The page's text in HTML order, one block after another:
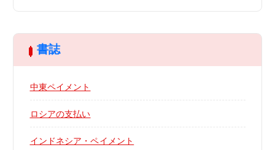
書誌
中東ペイメント
ロシアの支払い
インドネシア・ペイメント